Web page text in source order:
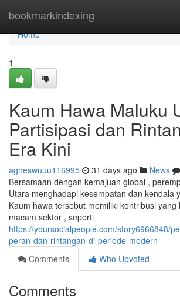
bookmarkindexing
Home
Home
1
Kaum Hawa Maluku
Partisipasi dan
Era Kini
agneswuuu116995 31 days ago News
Bersamaan dengan kemajuan global ,
Utara menghadapi kesempatan dan kendala
Kaum hawa tersebut memiliki kontribusi yang
macam sektor , seperti
https://yoursocialpeople.com/story6966848/
peran-dan-rintangan-di-periode-modern
Comments
Who Upvoted
Comments